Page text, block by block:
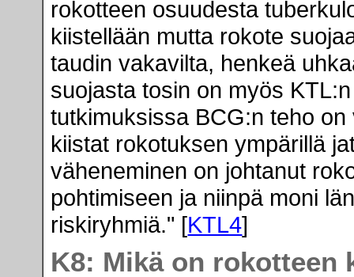
rokotteen osuudesta
kiistellään mutta rokote
taudin vakavilta, henkeä
suojasta tosin on myös
tutkimuksissa BCG:n teho
kiistat rokotuksen ympärillä
väheneminen on johtanut
pohtimiseen ja niinpä moni
riskiryhmiä." [KTL4]
K8: Mikä on rokotteen